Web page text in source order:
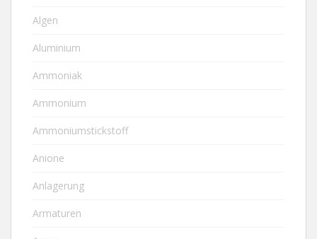
Algen
Aluminium
Ammoniak
Ammonium
Ammoniumstickstoff
Anione
Anlagerung
Armaturen